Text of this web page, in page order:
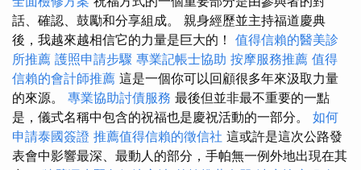
話、確認、鼓勵和分享組成。 親身經歷並主持福道慶典
後，我越來越相信它的力量是巨大的！ 值得信賴的醫美診
所推薦 護照申請步驟 專業記帳士協助 按摩服務推薦 值得
信賴的會計師推薦 這是一個你可以回顧很多年來汲取力量
的來源。 專業協助討債服務 最後但並非最不重要的一點
是，儀式名稱中包含的祝福也是慶祝活動的一部分。 如何
申請泰國簽證 推薦值得信賴的徵信社 這或許是這次公路發
表會中影響最深、最動人的部分，手帕無一例外地出現在其